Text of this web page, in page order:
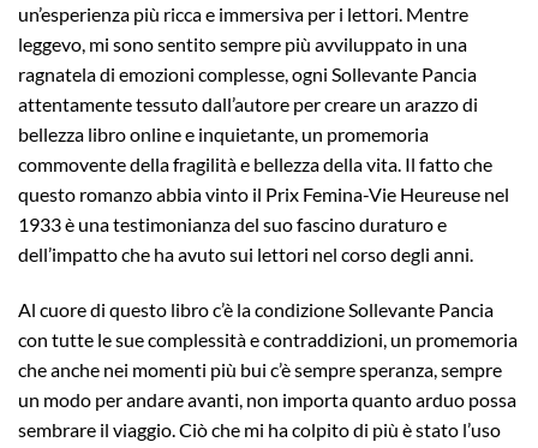
un’esperienza più ricca e immersiva per i lettori. Mentre
leggevo, mi sono sentito sempre più avviluppato in una
ragnatela di emozioni complesse, ogni Sollevante Pancia
attentamente tessuto dall’autore per creare un arazzo di
bellezza libro online e inquietante, un promemoria
commovente della fragilità e bellezza della vita. Il fatto che
questo romanzo abbia vinto il Prix Femina-Vie Heureuse nel
1933 è una testimonianza del suo fascino duraturo e
dell’impatto che ha avuto sui lettori nel corso degli anni.
Al cuore di questo libro c’è la condizione Sollevante Pancia
con tutte le sue complessità e contraddizioni, un promemoria
che anche nei momenti più bui c’è sempre speranza, sempre
un modo per andare avanti, non importa quanto arduo possa
sembrare il viaggio. Ciò che mi ha colpito di più è stato l’uso